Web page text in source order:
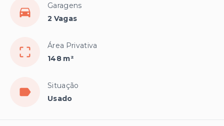
Garagens
2 Vagas
Área Privativa
148 m²
Situação
Usado